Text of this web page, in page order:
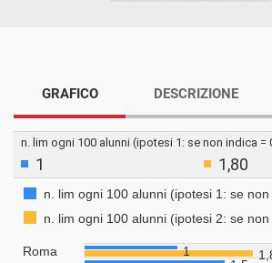
GRAFICO DESCRIZIONE